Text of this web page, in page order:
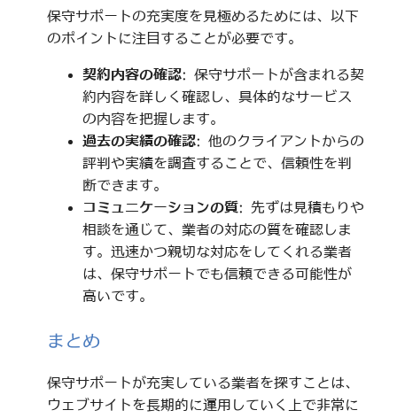
保守サポートの充実度を見極めるためには、以下
のポイントに注目することが必要です。
契約内容の確認: 保守サポートが含まれる契
約内容を詳しく確認し、具体的なサービス
の内容を把握します。
過去の実績の確認: 他のクライアントからの
評判や実績を調査することで、信頼性を判
断できます。
コミュニケーションの質: 先ずは見積もりや
相談を通じて、業者の対応の質を確認しま
す。迅速かつ親切な対応をしてくれる業者
は、保守サポートでも信頼できる可能性が
高いです。
まとめ
保守サポートが充実している業者を探すことは、
ウェブサイトを長期的に運用していく上で非常に